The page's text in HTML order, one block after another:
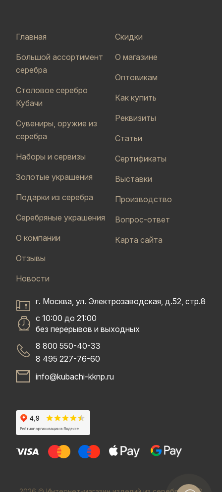
Главная
Большой ассортимент
серебра
Столовое серебро
Кубачи
Сувениры, оружие из
серебра
Наборы и сервизы
Золотые украшения
Подарки из серебра
Серебряные украшения
О компании
Отзывы
Новости
Скидки
О магазине
Оптовикам
Как купить
Реквизиты
Статьи
Сертификаты
Выставки
Производство
Вопрос-ответ
Карта сайта
г. Москва, ул. Электрозаводская, д.52, стр.8
с 10:00 до 21:00
без перерывов и выходных
8 800 550-40-33
8 495 227-76-60
info@kubachi-kknp.ru